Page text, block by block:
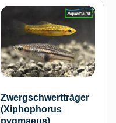
Zwergschwertträger
(Xiphophorus
pygmaeus)